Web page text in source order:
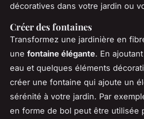
décoratives dans votre jardin ou
Créer des fontaines
Transformez une jardinière en
une fontaine élégante. En
eau et quelques éléments
créer une fontaine qui ajoute un
sérénité à votre jardin. Par
en forme de bol peut être utilisée